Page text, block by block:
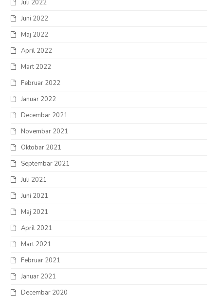
Juli 2022
Juni 2022
Maj 2022
April 2022
Mart 2022
Februar 2022
Januar 2022
Decembar 2021
Novembar 2021
Oktobar 2021
Septembar 2021
Juli 2021
Juni 2021
Maj 2021
April 2021
Mart 2021
Februar 2021
Januar 2021
Decembar 2020